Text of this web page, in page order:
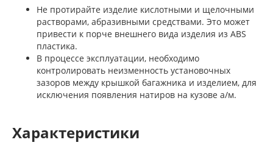
Не протирайте изделие кислотными и щелочными
растворами, абразивными средствами. Это может
привести к порче внешнего вида изделия из ABS
пластика.
В процессе эксплуатации, необходимо
контролировать неизменность установочных
зазоров между крышкой багажника и изделием, для
исключения появления натиров на кузове а/м.
Характеристики